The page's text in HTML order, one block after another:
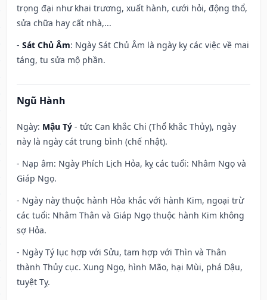
trọng đại như khai trương, xuất hành, cưới hỏi, động thổ,
sửa chữa hay cất nhà,...
- Sát Chủ Âm: Ngày Sát Chủ Âm là ngày kỵ các việc về mai
táng, tu sửa mộ phần.
Ngũ Hành
Ngày: Mậu Tý - tức Can khắc Chi (Thổ khắc Thủy), ngày
này là ngày cát trung bình (chế nhật).
- Nạp âm: Ngày Phích Lịch Hỏa, kỵ các tuổi: Nhâm Ngọ và
Giáp Ngọ.
- Ngày này thuộc hành Hỏa khắc với hành Kim, ngoại trừ
các tuổi: Nhâm Thân và Giáp Ngọ thuộc hành Kim không
sợ Hỏa.
- Ngày Tý lục hợp với Sửu, tam hợp với Thìn và Thân
thành Thủy cục. Xung Ngọ, hình Mão, hại Mùi, phá Dậu,
tuyệt Tỵ.